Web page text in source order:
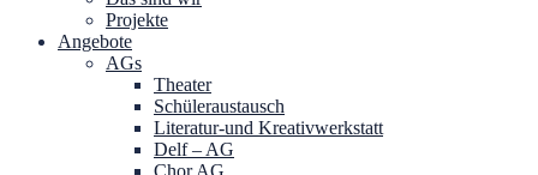
Projekte
Angebote
AGs
Theater
Schüleraustausch
Literatur-und Kreativwerkstatt
Delf – AG
Chor AG